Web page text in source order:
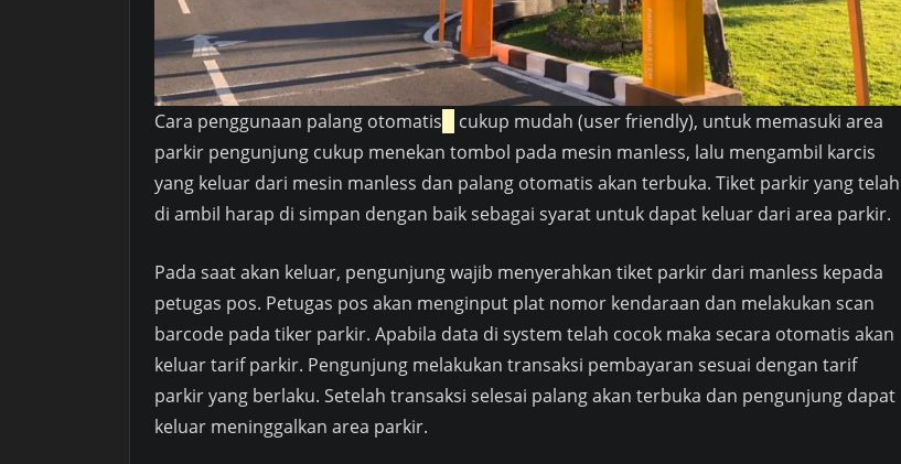
Cara penggunaan palang otomatis
cukup mudah (user friendly), untuk memasuki area
parkir pengunjung cukup menekan tombol pada mesin manless, lalu mengambil karcis
yang keluar dari mesin manless dan palang otomatis akan terbuka. Tiket parkir yang telah
di ambil harap di simpan dengan baik sebagai syarat untuk dapat keluar dari area parkir.
Pada saat akan keluar, pengunjung wajib menyerahkan tiket parkir dari manless kepada
petugas pos. Petugas pos akan menginput plat nomor kendaraan dan melakukan scan
barcode pada tiker parkir. Apabila data di system telah cocok maka secara otomatis akan
keluar tarif parkir. Pengunjung melakukan transaksi pembayaran sesuai dengan tarif
parkir yang berlaku. Setelah transaksi selesai palang akan terbuka dan pengunjung dapat
keluar meninggalkan area parkir.